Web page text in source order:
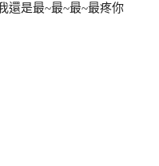
還是最~最~最~最疼你